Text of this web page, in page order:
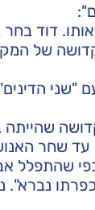
אותו. דוד
של
עד שחר
שהתפלל
נברא".